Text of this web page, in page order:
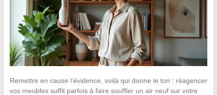
Remettre en cause l’évidence, voilà qui donne le ton : réagencer
vos meubles suffit parfois à faire souffler un air neuf sur votre